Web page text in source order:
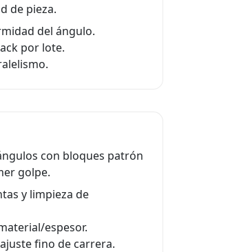
de pieza.
del ángulo.
por lote.
con bloques patrón
golpe.
y limpieza de
espesor.
fino de carrera.